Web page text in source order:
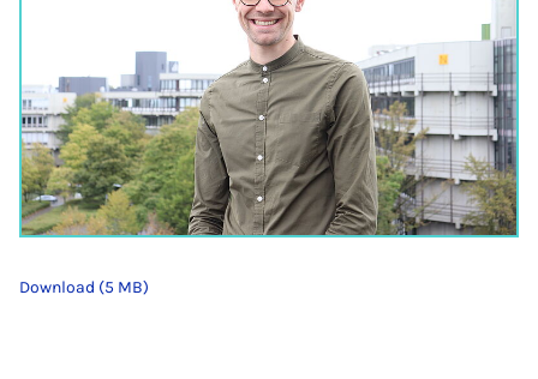
Download (5 MB)